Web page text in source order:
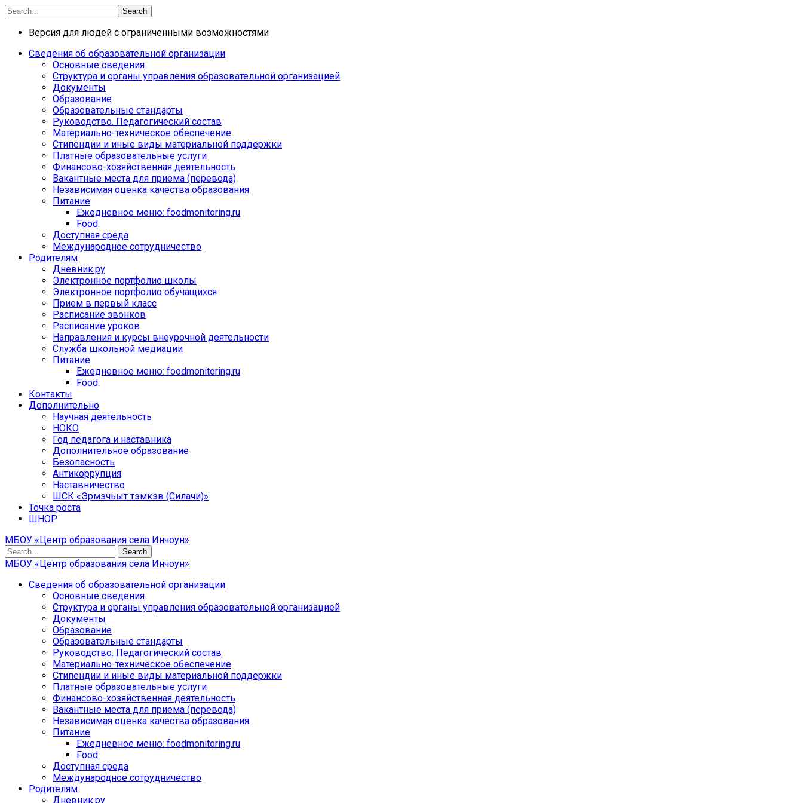
Search
Версия для людей с ограниченными возможностями
Сведения об образовательной организации
Основные сведения
Структура и органы управления образовательной организацией
Документы
Образование
Образовательные стандарты
Руководство. Педагогический состав
Материально-техническое обеспечение
Стипендии и иные виды материальной поддержки
Платные образовательные услуги
Финансово-хозяйственная деятельность
Вакантные места для приема (перевода)
Независимая оценка качества образования
Питание
Ежедневное меню: foodmonitoring.ru
Food
Доступная среда
Международное сотрудничество
Родителям
Дневник.ру
Электронное портфолио школы
Электронное портфолио обучащихся
Прием в первый класс
Расписание звонков
Расписание уроков
Направления и курсы внеурочной деятельности
Служба школьной медиации
Питание
Ежедневное меню: foodmonitoring.ru
Food
Контакты
Дополнительно
Научная деятельность
НОКО
Год педагога и наставника
Дополнительное образование
Безопасность
Антикоррупция
Наставничество
ШСК «Эрмэчьыт тэмкэв (Силачи)»
Точка роста
ШНОР
МБОУ «Центр образования села Инчоун»
Search
МБОУ «Центр образования села Инчоун»
Сведения об образовательной организации
Основные сведения
Структура и органы управления образовательной организацией
Документы
Образование
Образовательные стандарты
Руководство. Педагогический состав
Материально-техническое обеспечение
Стипендии и иные виды материальной поддержки
Платные образовательные услуги
Финансово-хозяйственная деятельность
Вакантные места для приема (перевода)
Независимая оценка качества образования
Питание
Ежедневное меню: foodmonitoring.ru
Food
Доступная среда
Международное сотрудничество
Родителям
Дневник.ру